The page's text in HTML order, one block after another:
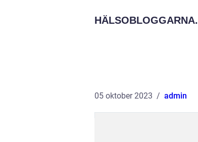
HÄLSOBLOGGARNA.
05 oktober 2023 admin